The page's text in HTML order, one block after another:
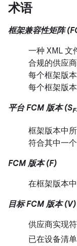
术语
框架兼容性矩阵
一种 XML 文
合规的供应
每个框架版
每个框架版
平台 FCM 版本 (SF
框架版本中
符合其中一
FCM 版本 (F)
在框架版本
目标 FCM 版本 (V)
供应商实现
已在设备清